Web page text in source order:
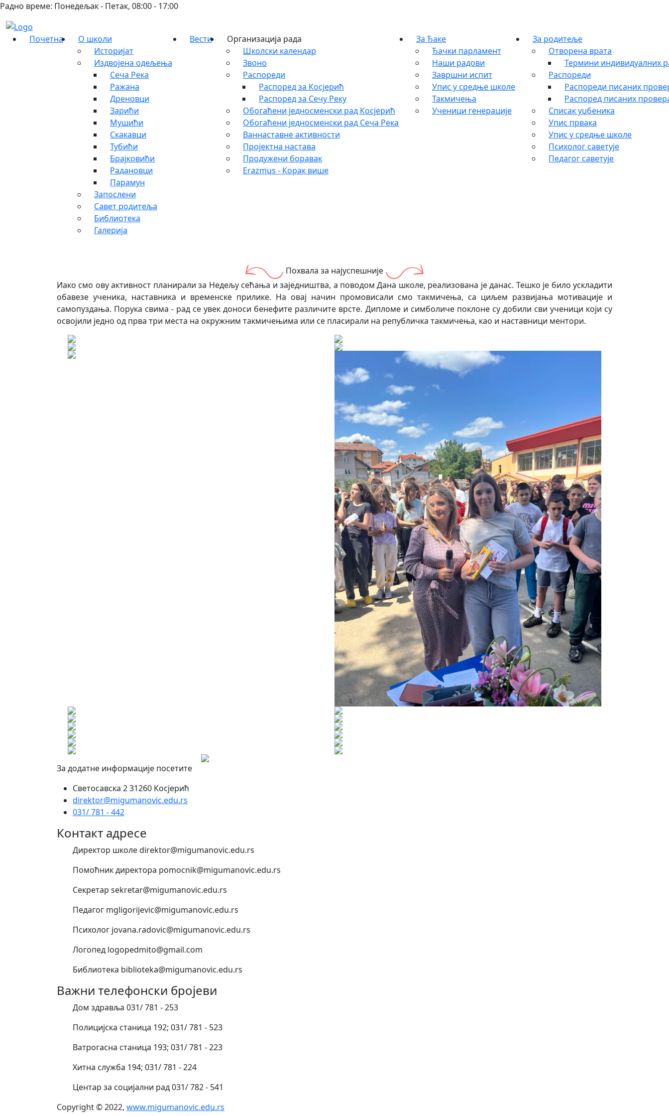
Радно време: Понедељак - Петак, 08:00 - 17:00
Почетна
О школи
Историјат
Издвојена одељења
Сеча Река
Ражана
Дреновци
Зарићи
Мушићи
Скакавци
Тубићи
Брајковићи
Радановци
Парамун
Запослени
Савет родитеља
Библиотека
Галерија
Вести
Организација рада
Школски календар
Звоно
Распореди
Распоред за Косјерић
Распоред за Сечу Реку
Обогаћени једносменски рад Косјерић
Обогаћени једносменски рад Сеча Река
Ваннаставне активности
Пројектна настава
Продужени боравак
Erazmus - Корак више
За Ђаке
Ђачки парламент
Наши радови
Завршни испит
Упис у средње школе
Такмичења
Ученици генерације
За родитеље
Отворена врата
Термини индивидуалних
Распореди
Распореди писаних
Распоред писаних
Списак уџбеника
Упис првака
Упис у средње школе
Психолог саветује
Педагог саветује
Похвала за најуспешније
Иако смо ову активност планирали за Недељу сећања и заједништва, а поводом Дана школе, реализована је данас. Тешко је било ускладити
обавезе ученика, наставника и временске прилике. На овај начин промовисали смо такмичења, са циљем развијања мотивације и
самопуздања. Порука свима - рад се увек доноси бенефите различите врсте. Дипломе и симболиче поклоне су добили сви ученици који су
освојили једно од прва три места на окружним такмичењима или се пласирали на републичка такмичења, као и наставници ментори.
За додатне информације посетите
Светосавска 2 31260 Косјерић
direktor@migumanovic.edu.rs
031/ 781 - 442
Контакт адресе
Директор школе direktor@migumanovic.edu.rs
Помоћник директора pomocnik@migumanovic.edu.rs
Секретар sekretar@migumanovic.edu.rs
Педагог mgligorijevic@migumanovic.edu.rs
Психолог jovana.radovic@migumanovic.edu.rs
Логопед logopedmito@gmail.com
Библиотека biblioteka@migumanovic.edu.rs
Важни телефонски бројеви
Дом здравља 031/ 781 - 253
Полицијска станица 192; 031/ 781 - 523
Ватрогасна станица 193; 031/ 781 - 223
Хитна служба 194; 031/ 781 - 224
Центар за социјални рад 031/ 782 - 541
Copyright © 2022, www.migumanovic.edu.rs